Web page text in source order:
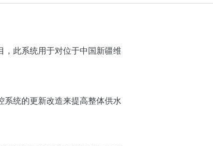
，此系统用于对位于中国新疆维
系统的更新改造来提高整体供水